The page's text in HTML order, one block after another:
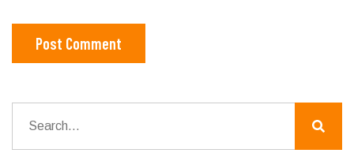
Post Comment